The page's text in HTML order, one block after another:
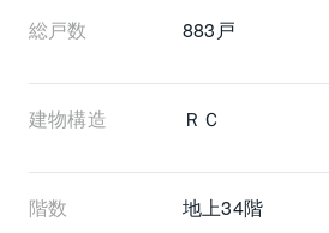
総戸数 883戸
建物構造 ＲＣ
階数 地上34階